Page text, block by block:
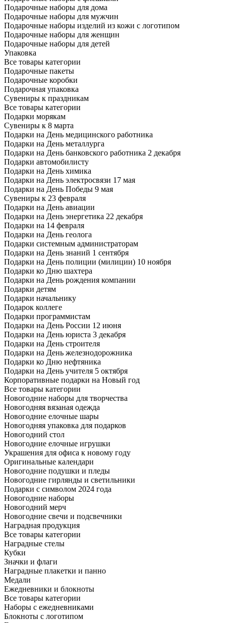
Подарочные наборы для дома
Подарочные наборы для мужчин
Подарочные наборы изделий из кожи с логотипом
Подарочные наборы для женщин
Подарочные наборы для детей
Упаковка
Все товары категории
Подарочные пакеты
Подарочные коробки
Подарочная упаковка
Сувениры к праздникам
Все товары категории
Подарки морякам
Сувениры к 8 марта
Подарки на День медицинского работника
Подарки на День металлурга
Подарки на День банковского работника 2 декабря
Подарки автомобилисту
Подарки на День химика
Подарки на День электросвязи 17 мая
Подарки на День Победы 9 мая
Сувениры к 23 февраля
Подарки на День авиации
Подарки на День энергетика 22 декабря
Подарки на 14 февраля
Подарки на День геолога
Подарки системным администраторам
Подарки на День знаний 1 сентября
Подарки на День полиции (милиции) 10 ноября
Подарки ко Дню шахтера
Подарки на День рождения компании
Подарки детям
Подарки начальнику
Подарок коллеге
Подарки программистам
Подарки на День России 12 июня
Подарки на День юриста 3 декабря
Подарки на День строителя
Подарки на День железнодорожника
Подарки ко Дню нефтяника
Подарки на День учителя 5 октября
Корпоративные подарки на Новый год
Все товары категории
Новогодние наборы для творчества
Новогодняя вязаная одежда
Новогодние елочные шары
Новогодняя упаковка для подарков
Новогодний стол
Новогодние елочные игрушки
Украшения для офиса к новому году
Оригинальные календари
Новогодние подушки и пледы
Новогодние гирлянды и светильники
Подарки с символом 2024 года
Новогодние наборы
Новогодний мерч
Новогодние свечи и подсвечники
Наградная продукция
Все товары категории
Наградные стелы
Кубки
Значки и флаги
Наградные плакетки и панно
Медали
Ежедневники и блокноты
Все товары категории
Наборы с ежедневниками
Блокноты с логотипом